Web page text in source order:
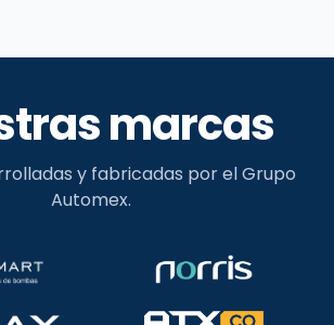
marcas
y fabricadas por el Grupo
Automex.